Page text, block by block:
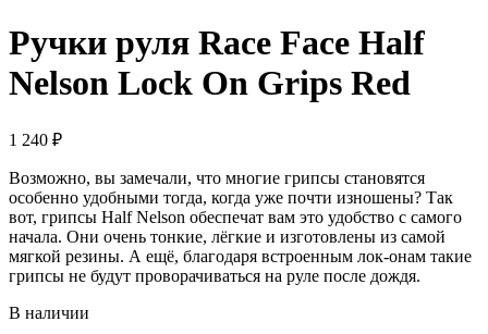
Ручки руля Race Face Half
Nelson Lock On Grips Red
1 240 ₽
Возможно, вы замечали, что многие грипсы становятся
особенно удобными тогда, когда уже почти изношены? Так
вот, грипсы Half Nelson обеспечат вам это удобство с самого
начала. Они очень тонкие, лёгкие и изготовлены из самой
мягкой резины. А ещё, благодаря встроенным лок-онам такие
грипсы не будут проворачиваться на руле после дождя.
В наличии